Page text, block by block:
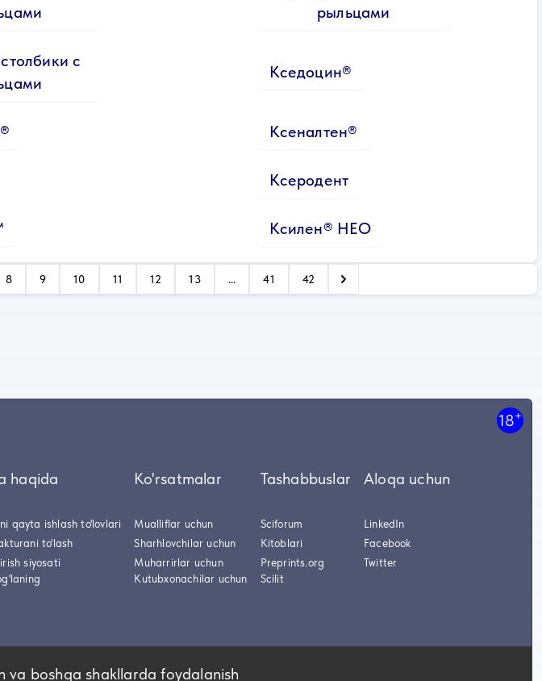
рыльцами
с
Кседоцин®
Ксеналтен®
Ксеродент
Ксилен® НЕО
8 9 10 11 12 13 ... 41 42
18+
haqida
qayta ishlash to'lovlari
to'lash
siyosati
Ko'rsatmalar
Mualliflar uchun
Sharhlovchilar uchun
Muharrirlar uchun
Kutubxonachilar uchun
Tashabbuslar
Sciforum
Kitoblari
Preprints.org
Scilit
Aloqa uchun
LinkedIn
Facebook
Twitter
va boshqa shakllarda foydalanish